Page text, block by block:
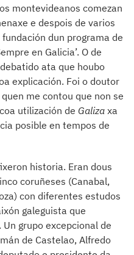
montevideanos comezan
e despois de varios
dun programa de
en Galicia’. O de
ata que houbo
explicación. Foi o doutor
me contou que non se
utilización de Galiza xa
posible en tempos de
historia. Eran dous
coruñeses (Canabal,
con diferentes estudos
galeguista que
grupo excepcional de
de Castelao, Alfredo